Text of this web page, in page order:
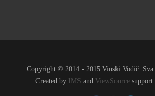
Copyright © 2014 - 2015 Vinski Vodič. Sva
Created by
IMS and ViewSourcesupport